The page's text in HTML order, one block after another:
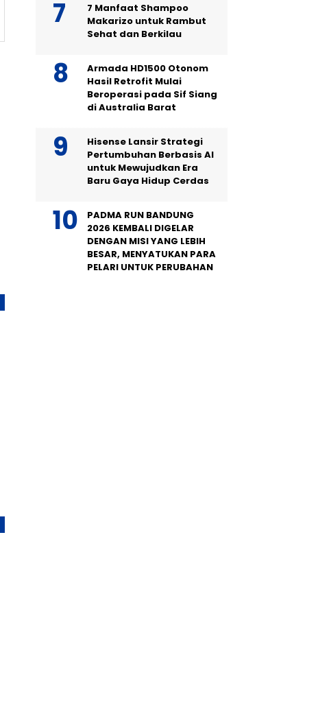
7 Manfaat Shampoo
Makarizo untuk Rambut
Sehat dan Berkilau
Armada HD1500 Otonom
Hasil Retrofit Mulai
Beroperasi pada Sif Siang
di Australia Barat
Hisense Lansir Strategi
Pertumbuhan Berbasis AI
untuk Mewujudkan Era
Baru Gaya Hidup Cerdas
PADMA RUN BANDUNG
2026 KEMBALI DIGELAR
DENGAN MISI YANG LEBIH
BESAR, MENYATUKAN PARA
PELARI UNTUK PERUBAHAN